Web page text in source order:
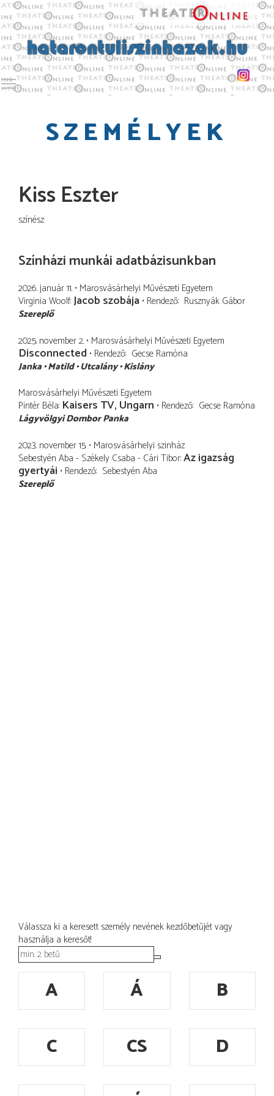
Toggle main menu visibility
SZEMÉLYEK
Kiss Eszter
színész
Színházi munkái adatbázisunkban
2026. január 11. Marosvásárhelyi Művészeti Egyetem
Virginia Woolf Jacob szobája Rendező Rusznyák Gábor
Szereplő
2025. november 2. Marosvásárhelyi Művészeti Egyetem
Disconnected Rendező Gecse Ramóna
Janka Matild Utcalány Kislány
Marosvásárhelyi Művészeti Egyetem
Pintér Béla Kaisers TV, Ungarn Rendező Gecse Ramóna
Lágyvölgyi Dombor Panka
2023. november 15. Marosvásárhelyi szinház
Sebestyén Aba - Székely Csaba - Cári Tibor Az igazság
gyertyái Rendező Sebestyén Aba
Szereplő
Válassza ki a keresett személy nevének kezdőbetűjét vagy
használja a keresőt!
A Á
B
C
CS
D